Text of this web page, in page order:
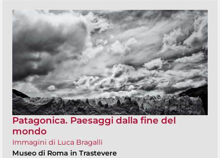
Patagonica. Paesaggi dalla fine del
mondo
Immagini di Luca Bragalli
Museo di Roma in Trastevere